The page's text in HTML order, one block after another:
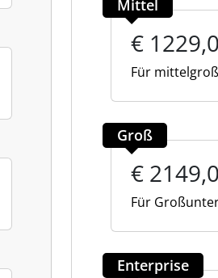
Mittel
€
Für
Groß
€
Für
Enterprise